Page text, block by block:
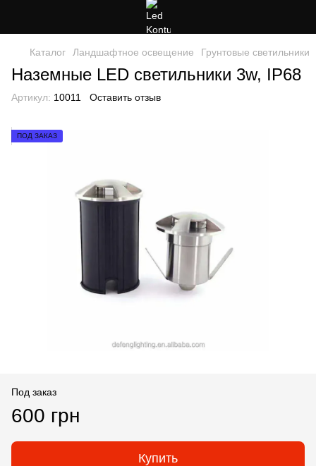
Каталог Ландшафтное освещение Грунтовые светильники
Наземные LED светильники 3w, IP68
Артикул: 10011 Оставить отзыв
ПОД ЗАКАЗ
Под заказ
600 грн
Купить